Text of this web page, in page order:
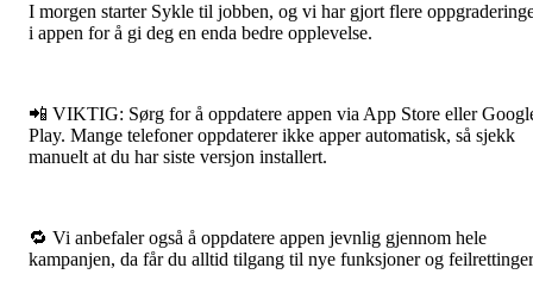
I morgen starter Sykle til jobben, og vi har gjort flere
i appen for å gi deg en enda bedre opplevelse.
📲 VIKTIG: Sørg for å oppdatere appen via App Store eller
Play. Mange telefoner oppdaterer ikke apper automatisk, så sjekk
manuelt at du har siste versjon installert.
🔁 Vi anbefaler også å oppdatere appen jevnlig gjennom hele
kampanjen, da får du alltid tilgang til nye funksjoner og